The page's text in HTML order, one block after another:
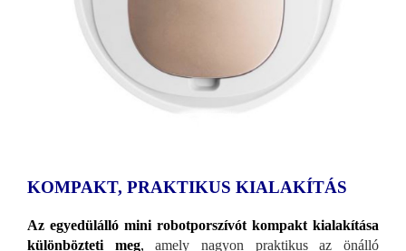
KOMPAKT, PRAKTIKUS KIALAKÍTÁS
Az egyedülálló mini robotporszívót kompakt kialakítása
különbözteti meg, amely nagyon praktikus az önálló